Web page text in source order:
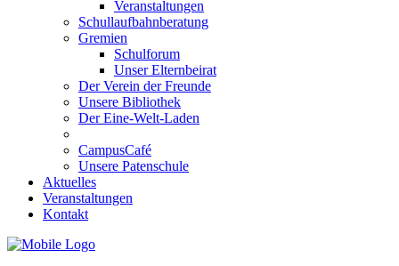
Veranstaltungen
Schullaufbahnberatung
Gremien
Schulforum
Unser Elternbeirat
Der Verein der Freunde
Unsere Bibliothek
Der Eine-Welt-Laden
CampusCafé
Unsere Patenschule
Aktuelles
Veranstaltungen
Kontakt